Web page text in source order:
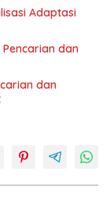
Adaptasi
dan
dan